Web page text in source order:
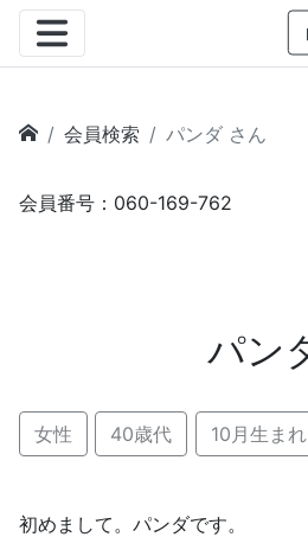
会員検索 パンダ さん
会員番号：060-169-762
パン
女性 40歳代 10月生まれ
初めまして。パンダです。